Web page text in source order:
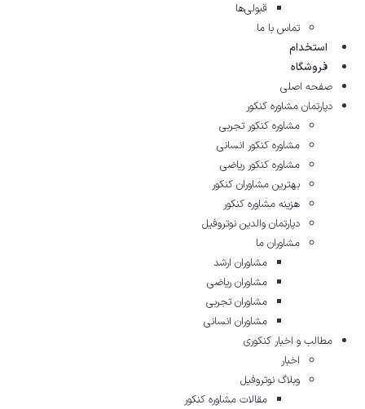
قبولی‌ها
تماس با ما
استخدام
فروشگاه
صفحه اصلی
دپارتمان مشاوره کنکور
مشاوره کنکور تجربی
مشاوره کنکور انسانی
مشاوره کنکور ریاضی
بهترین مشاوران کنکور
هزینه مشاوره کنکور
دپارتمان والدین نوتروفیل
مشاوران ما
مشاوران ارشد
مشاوران ریاضی
مشاوران تجربی
مشاوران انسانی
مطالب و اخبار کنکوری
اخبار
وبلاگ نوتروفیل
مقالات مشاوره‌ کنکور